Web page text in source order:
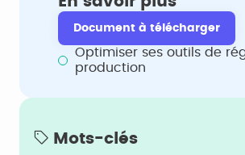
Document à télécharger
Optimiser ses outils de
production
Mots-clés